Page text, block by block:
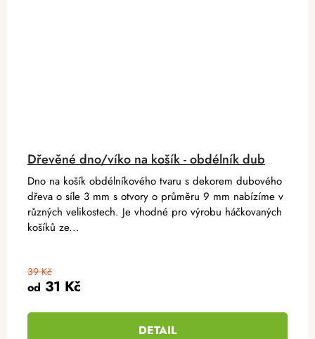
Dřevěné dno/víko na košík - obdélník dub
od 31 Kč
39 Kč
DETAIL
Dno na košík obdélníkového tvaru s dekorem dubového
dřeva o síle 3 mm s otvory o průměru 9 mm nabízíme v
různých velikostech. Je vhodné pro výrobu háčkovaných
košíků ze...